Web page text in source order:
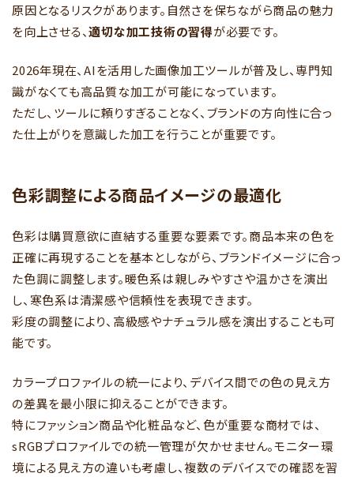
原因となるリスクがあります。自然さを保ちながら商品の魅力
を向上させる、適切な加工技術の習得が必要です。
2026年現在、AIを活用した画像加工ツールが普及し、専門知
識がなくても高品質な加工が可能になっています。
ただし、ツールに頼りすぎることなく、ブランドの方向性に合っ
た仕上がりを意識した加工を行うことが重要です。
色彩調整による商品イメージの最適化
色彩は購買意欲に直結する重要な要素です。商品本来の色を
正確に再現することを基本としながら、ブランドイメージに合っ
た色調に調整します。暖色系は親しみやすさや温かさを演出
し、寒色系は清潔感や信頼性を表現できます。
彩度の調整により、高級感やナチュラル感を演出することも可
能です。
カラープロファイルの統一により、デバイス間での色の見え方
の差異を最小限に抑えることができます。
特にファッション商品や化粧品など、色が重要な商材では、
sRGBプロファイルでの統一管理が欠かせません。モニター環
境による見え方の違いも考慮し、複数のデバイスでの確認を習